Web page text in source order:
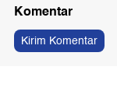
Komentar
Kirim Komentar